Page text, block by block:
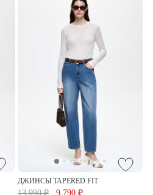
ДЖИНСЫ TAPERED FIT
13 990 ₽ 9 790 ₽